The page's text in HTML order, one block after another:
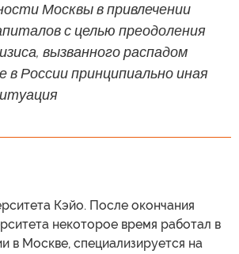
Москвы в привлечении
с целью преодоления
вызванного распадом
России принципиально иная
Кэйо. После окончания
некоторое время работал в
в Москве, специализируется на